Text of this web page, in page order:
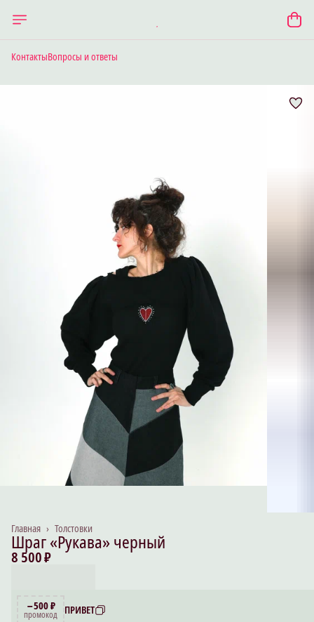
КонтактыВопросы и ответы
Толстовки
Главная ›
Шраг «Рукава» черный
8 500 ₽
−500 ₽
промокод
ПРИВЕТ